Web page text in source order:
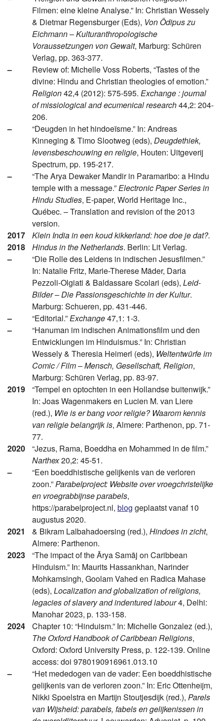
Filmen: eine kleine Analyse.” In: Christian Wessely
& Dietmar Regensburger (Eds), Von Ödipus zu
Eichmann – Kulturanthropologische
Voraussetzungen von Gewalt, Marburg: Schüren
Verlag, pp. 363-377.
–
Review of: Michelle Voss Roberts, “Tastes of the
divine: Hindu and Christian theologies of emotion.”
Religion42,4 (2012): 575-595. Exchange : journal
of missiological and ecumenical research44,2: 204-
206.
–
“Deugden in het hindoeïsme.” In: Andreas
Kinneging & Timo Slootweg (eds), Deugdethiek,
levensbeschouwing en religie, Houten: Uitgeverij
Spectrum, pp. 195-217.
–
“The Arya Dewaker Mandir in Paramaribo: a Hindu
temple with a message.”Electronic Paper Series in
Hindu Studies, E-paper, World Heritage Inc.,
Québec. – Translation and revision of the 2013
version.
2017
Klein India in een koud kikkerland: hoe doe je dat?.
2018
Hindus in the Netherlands. Berlin: Lit Verlag.
–
“Die Rolle des Leidens in indischen Jesusfilmen.”
In: Natalie Fritz, Marie-Therese Mäder, Daria
Pezzoli-Olgiati & Baldassare Scolari (eds), Leid-
Bilder – Die Passionsgeschichte in der Kultur.
Marburg: Schueren, pp. 431-446.
–
“Editorial.”Exchange47,1: 1-3.
–
“Hanuman im indischen Animationsfilm und den
Entwicklungen im Hinduismus.” In: Christian
Wessely & Theresia Heimerl (eds), Weltentwürfe im
Comic / Film – Mensch, Gesellschaft, Religion,
Marburg: Schüren Verlag, pp. 83-97.
2019
“Tempel en optochten in een Hollandse buitenwijk.”
In: Joas Wagenmakers en Lucien M. van Liere
(red.), Wie is er bang voor religie? Waarom kennis
van religie belangrijk is, Almere: Parthenon, pp. 71-
77.
2020
“Jezus, Rama, Boeddha en Mohammed in de film.”
Narthex20,2: 45-51.
–
“Een boeddhistische gelijkenis van de verloren
zoon.”Parabelproject: Website over vroegchristelijke
en vroegrabbijnse parabels,
https://parabelproject.nl, blog geplaatst vanaf 10
augustus 2020.
2021
& Bikram Lalbahadoersing (red.), Hindoes in zicht,
Almere: Parthenon.
2023
“The impact of the Ārya Samāj on Caribbean
Hinduism.” In: Maurits Hassankhan, Narinder
Mohkamsingh, Goolam Vahed en Radica Mahase
(eds), Localization and globalization of religions,
legacies of slavery and indentured labour4, Delhi:
Manohar 2023, p. 133-158.
2024
Chapter 10: “Hinduism.” In: Michelle Gonzalez (ed.),
The Oxford Handbook of Caribbean Religions,
Oxford: Oxford University Press, p. 122-139. Online
access: doi 9780190916961.013.10
–
“Het mededogen van de vader: Een boeddhistische
gelijkenis van de verloren zoon.” In: Eric Ottenheijm,
Nikki Spoelstra en Martijn Stoutjesdijk (red.), Parels
van Wijsheid: parabels, fabels en gelijkenissen in